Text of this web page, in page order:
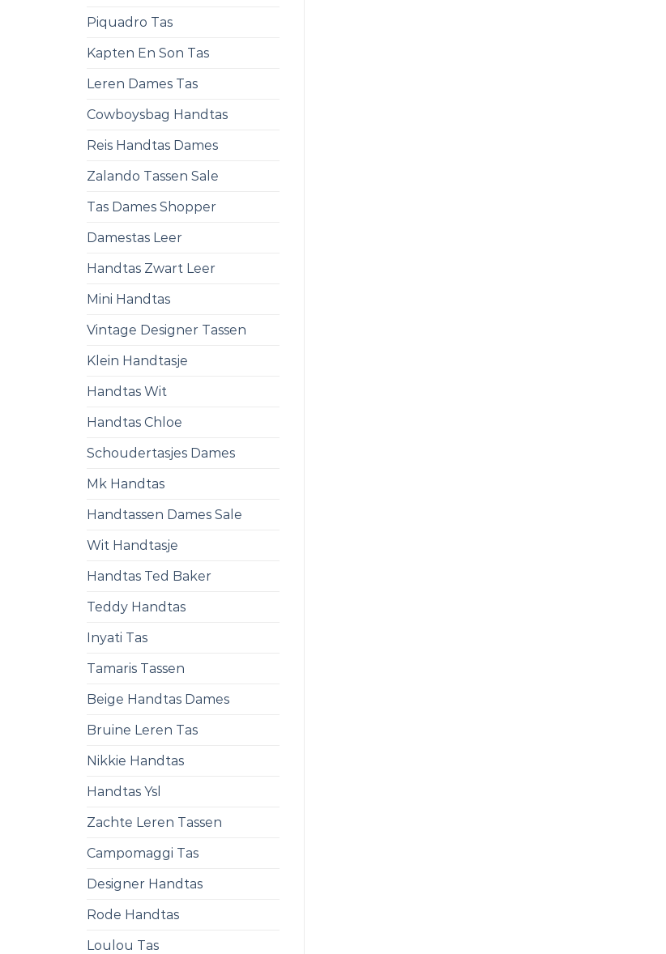
Piquadro Tas
Kapten En Son Tas
Leren Dames Tas
Cowboysbag Handtas
Reis Handtas Dames
Zalando Tassen Sale
Tas Dames Shopper
Damestas Leer
Handtas Zwart Leer
Mini Handtas
Vintage Designer Tassen
Klein Handtasje
Handtas Wit
Handtas Chloe
Schoudertasjes Dames
Mk Handtas
Handtassen Dames Sale
Wit Handtasje
Handtas Ted Baker
Teddy Handtas
Inyati Tas
Tamaris Tassen
Beige Handtas Dames
Bruine Leren Tas
Nikkie Handtas
Handtas Ysl
Zachte Leren Tassen
Campomaggi Tas
Designer Handtas
Rode Handtas
Loulou Tas